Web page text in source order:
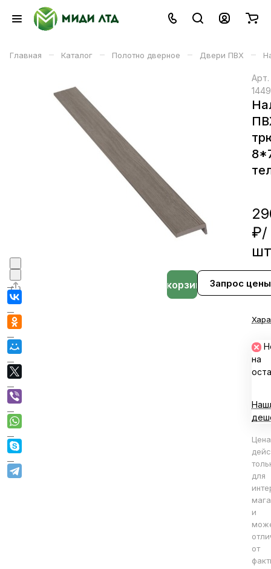
Главная – Каталог – Полотно дверное – Двери ПВХ –
Арт.
₽/
шт
Запрос цены
В корзине
на
Цена
для
и
от